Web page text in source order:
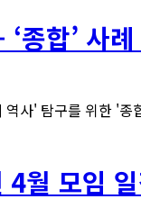
종합’ 사
사' 탐구를 위한 '종
월 모임